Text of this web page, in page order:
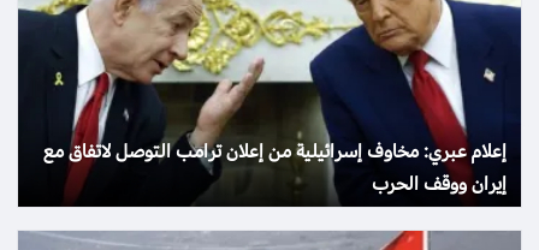
إعلام عبري: مخاوف إسرائيلية من إعلان ترامب التوصل لاتفاق مع
إيران ووقف الحرب